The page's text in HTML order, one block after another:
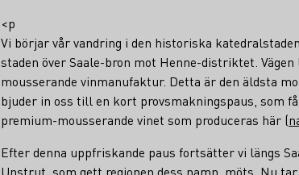
<p
Vi börjar vår vandring i den historiska
staden över Saale-bron mot Henne-distriktet.
mousserande vinmanufaktur. Detta är den äldsta
bjuder in oss till en kort provsmakningspaus, som
premium-mousserande vinet som produceras här (
Efter denna uppfriskande paus fortsätter vi längs
Unstrut, som gett regionen dess namn, möts. Nu